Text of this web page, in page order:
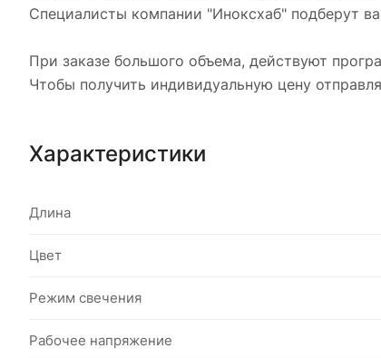
Специалисты компании "Иноксхаб" подберут
При заказе большого объема, действуют
Чтобы получить индивидуальную цену
Характеристики
Длина
Цвет
Режим свечения
Рабочее напряжение